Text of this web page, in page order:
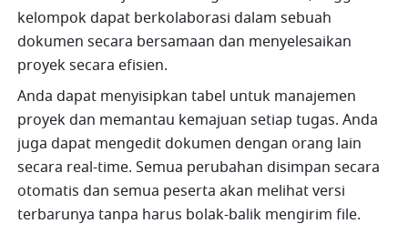
kelompok dapat berkolaborasi dalam sebuah
dokumen secara bersamaan dan menyelesaikan
proyek secara efisien.
Anda dapat menyisipkan tabel untuk manajemen
proyek dan memantau kemajuan setiap tugas. Anda
juga dapat mengedit dokumen dengan orang lain
secara real-time. Semua perubahan disimpan secara
otomatis dan semua peserta akan melihat versi
terbarunya tanpa harus bolak-balik mengirim file.